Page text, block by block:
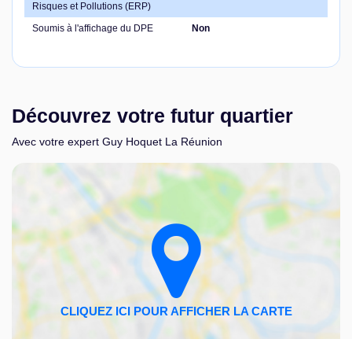
Risques et Pollutions (ERP)
Soumis à l'affichage du DPE Non
Découvrez votre futur quartier
Avec votre expert Guy Hoquet La Réunion